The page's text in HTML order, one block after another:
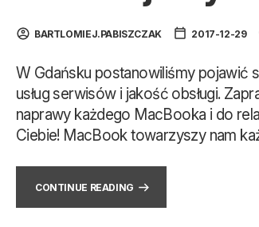
BARTLOMIEJ.PABISZCZAK 2017-12-29
W Gdańsku postanowiliśmy pojawić
usług serwisów i jakość obsługi.
naprawy każdego MacBooka i do
Ciebie! MacBook towarzyszy nam
CONTINUE READING